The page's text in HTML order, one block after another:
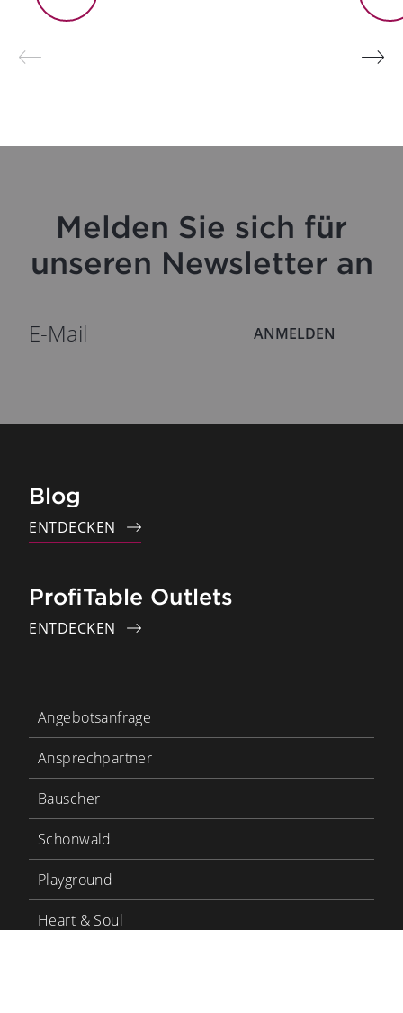
Melden Sie sich für
unseren Newsletter an
ANMELDEN
Blog
ENTDECKEN
ProfiTable Outlets
ENTDECKEN
Angebotsanfrage
Ansprechpartner
Bauscher
Schönwald
Playground
Heart & Soul